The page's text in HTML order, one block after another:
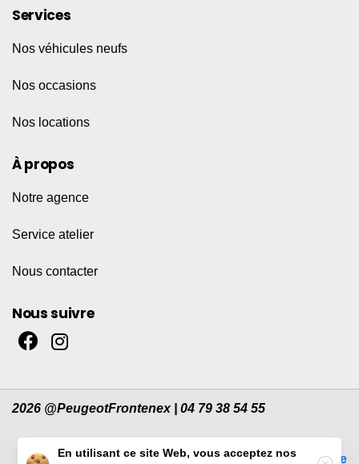
Services
Nos véhicules neufs
Nos occasions
Nos locations
À propos
Notre agence
Service atelier
Nous contacter
Nous suivre
2026 @PeugeotFrontenex | 04 79 38 54 55
Mentions légales|Mon compte
En utilisant ce site Web, vous acceptez nos